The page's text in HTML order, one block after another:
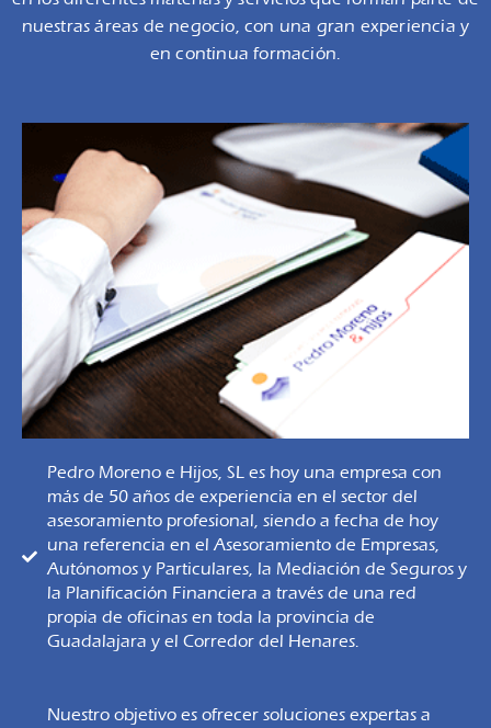
nuestras áreas de negocio, con una gran experiencia y
en continua formación.
Pedro Moreno e Hijos, SL es hoy una empresa con
más de 50 años de experiencia en el sector del
asesoramiento profesional, siendo a fecha de hoy
una referencia en el Asesoramiento de Empresas,
Autónomos y Particulares, la Mediación de Seguros y
la Planificación Financiera a través de una red
propia de oficinas en toda la provincia de
Guadalajara y el Corredor del Henares.
Nuestro objetivo es ofrecer soluciones expertas a